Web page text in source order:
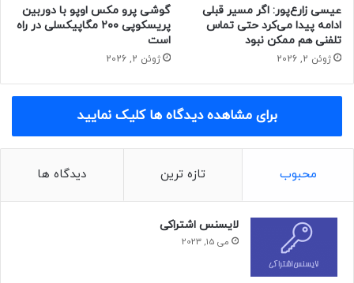
عیسی زارع‌پور: اگر مسیر قبلی
ادامه پیدا می‌کرد حتی تماس
تلفنی هم ممکن نبود
ژوئن 2, 2026
گوشی پرو مکس اوپو با دوربین
پریسکوپی ۲۰۰ مگاپیکسلی در راه
است
ژوئن 2, 2026
برای مشاهده دیدگاه ها کلیک نمایید
محبوب تازه ترین دیدگاه ها
لایسنس اشتراکی
می 15, 2023